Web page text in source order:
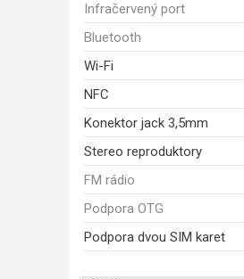
Infračervený port
Bluetooth
Wi-Fi
NFC
Konektor jack 3,5mm
Stereo reproduktory
FM rádio
Podpora OTG
Podpora dvou SIM karet